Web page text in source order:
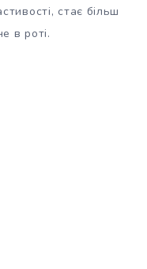
стає більш
в роті.